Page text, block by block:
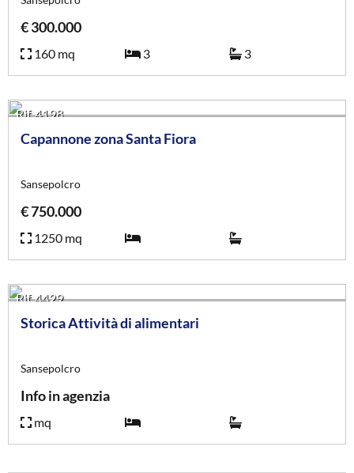
€ 300.000
160 mq 3 3
Rif. 4198
Capannone zona Santa Fiora
Sansepolcro
€ 750.000
1250 mq
Rif. 4429
Storica Attività di alimentari
Sansepolcro
Info in agenzia
mq